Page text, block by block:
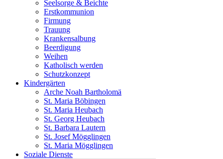
Seelsorge & Beichte
Erstkommunion
Firmung
Trauung
Krankensalbung
Beerdigung
Weihen
Katholisch werden
Schutzkonzept
Kindergärten
Arche Noah Bartholomä
St. Maria Böbingen
St. Maria Heubach
St. Georg Heubach
St. Barbara Lautern
St. Josef Mögglingen
St. Maria Mögglingen
Soziale Dienste